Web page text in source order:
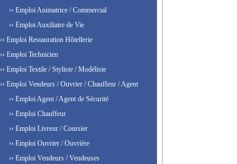
›› Emploi Animatrice / Commercial
›› Emploi Auxiliaire de Vie
›› Emploi Restauration Hôtellerie
›› Emploi Technicien
›› Emploi Textile / Styliste / Modéliste
›› Emploi Vendeurs / Ouvrier / Chauffeur / Agent
›› Emploi Agent / Agent de Sécurité
›› Emploi Chauffeur
›› Emploi Livreur / Coursier
›› Emploi Ouvrier / Ouvrière
›› Emploi Vendeurs / Vendeuses